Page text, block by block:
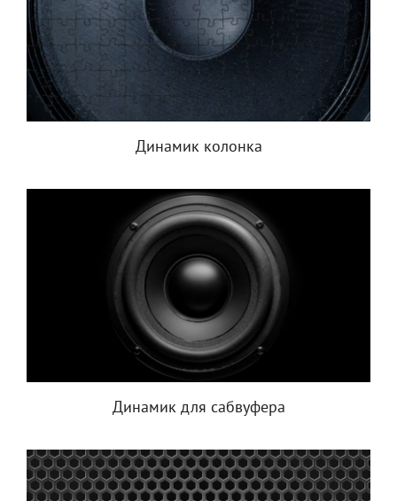
Динамик колонка
Динамик для сабвуфера